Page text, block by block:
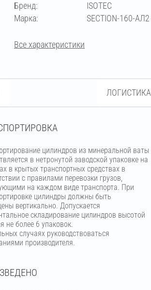
273
Бренд:
ISOTEC
Марка:
SECTION-160-АЛ2
Все характеристики
ЛОГИСТИКА
цилиндров из минеральной ваты
в нетронутой заводской упаковке на
в крытых транспортных средствах в
с правилами перевозки грузов,
на каждом виде транспорта. При
цилиндры должны быть
вертикально. Допускается
складирование цилиндров высотой
не более 6 упаковок.
случаях руководствоваться
производителя.